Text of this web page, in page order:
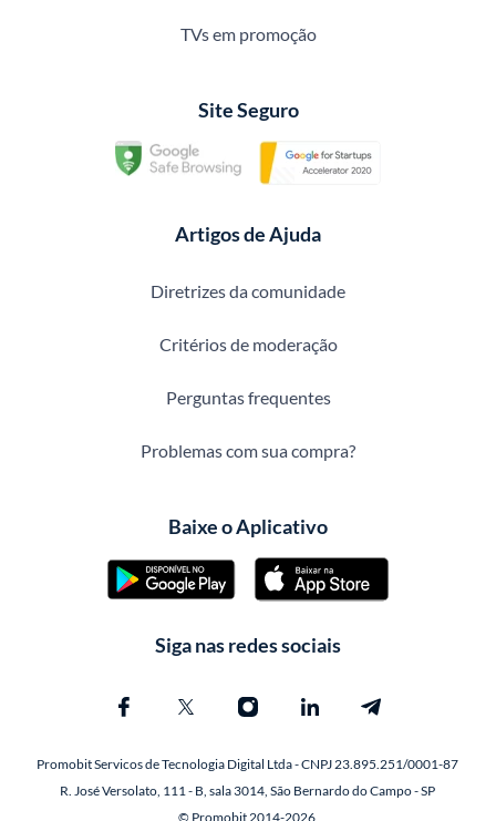
TVs em promoção
Site Seguro
Artigos de Ajuda
Diretrizes da comunidade
Critérios de moderação
Perguntas frequentes
Problemas com sua compra?
Baixe o Aplicativo
Siga nas redes sociais
Promobit Servicos de Tecnologia Digital Ltda - CNPJ 23.895.251/0001-87
R. José Versolato, 111 - B, sala 3014, São Bernardo do Campo - SP
© Promobit 2014-2026